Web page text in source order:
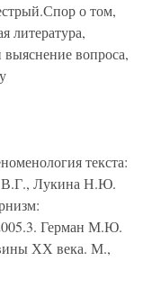
о том,
литература,
выяснение вопроса,
текста:
В.Г., Лукина Н.Ю.
Герман М.Ю.
ХХ века. М.,